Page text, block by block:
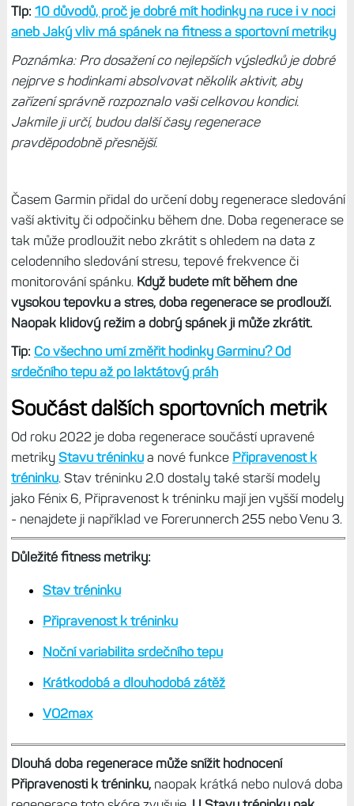
TIp: 10 důvodů, proč je dobré mít hodinky na ruce i v noci
aneb Jaký vliv má spánek na fitness a sportovní metriky
Poznámka: Pro dosažení co nejlepších výsledků je dobré
nejprve s hodinkami absolvovat několik aktivit, aby
zařízení správně rozpoznalo vaši celkovou kondici.
Jakmile ji určí, budou další časy regenerace
pravděpodobně přesnější.
Časem Garmin přidal do určení doby regenerace sledování
vaší aktivity či odpočinku během dne. Doba regenerace se
tak může prodloužit nebo zkrátit s ohledem na data z
celodenního sledování stresu, tepové frekvence či
monitorování spánku. Když budete mít během dne
vysokou tepovku a stres, doba regenerace se prodlouží.
Naopak klidový režim a dobrý spánek ji může zkrátit.
Tip: Co všechno umí změřit hodinky Garminu? Od
srdečního tepu až po laktátový práh
Součást dalších sportovních metrik
Od roku 2022 je doba regenerace součástí upravené
metriky Stavu tréninkua nové funkce Připravenost k
tréninku. Stav tréninku 2.0 dostaly také starší modely
jako Fénix 6, Připravenost k tréninku mají jen vyšší modely
- nenajdete ji například ve Forerunnerch 255 nebo Venu 3.
Důležité fitness metriky:
Stav tréninku
Připravenost k tréninku
Noční variabilita srdečního tepu
Krátkodobá a dlouhodobá zátěž
VO2max
Dlouhá doba regenerace může snížit hodnocení
Připravenosti k tréninku,naopak krátká nebo nulová doba